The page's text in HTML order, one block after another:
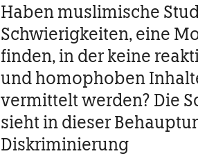
Haben muslimische
Schwierigkeiten, eine
finden, in der keine
und homophoben
vermittelt werden? Die
sieht in dieser
Diskriminierung